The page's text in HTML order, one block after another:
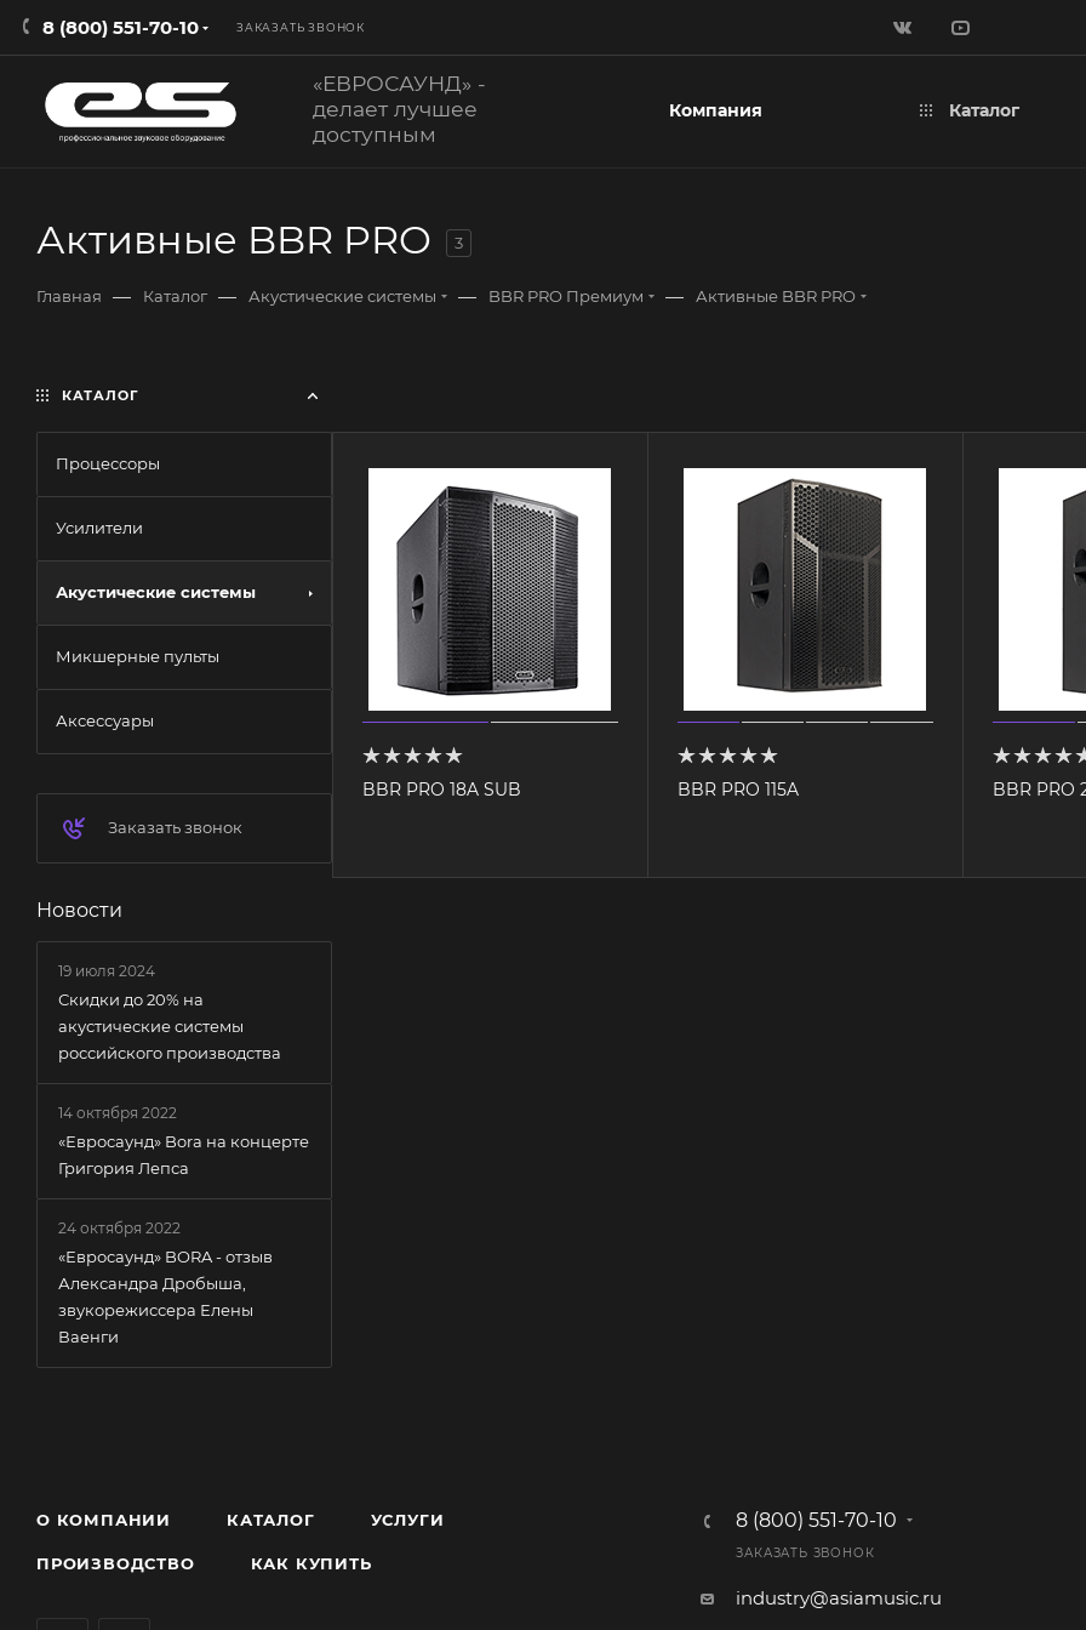
8 (800) 551-70-10 ЗАКАЗАТЬ ЗВОНОК
«ЕВРОСАУНД» -
делает лучшее
доступным
Компания Каталог
Активные BBR PRO 3
Главная — Каталог — Акустические системы — BBR PRO Премиум — Активные BBR PRO
BBR PRO 18A SUB BBR PRO 115A BBR PRO
КАТАЛОГ
Процессоры
Усилители
Акустические системы
Микшерные пульты
Аксессуары
Заказать звонок
Новости
19 июля 2024
Скидки до 20% на
акустические системы
российского производства
14 октября 2022
«Евросаунд» Bora на концерте
Григория Лепса
24 октября 2022
«Евросаунд» BORA - отзыв
Александра Дробыша,
звукорежиссера Елены
Ваенги
О КОМПАНИИ КАТАЛОГ УСЛУГИ
ПРОИЗВОДСТВО КАК КУПИТЬ
8 (800) 551-70-10
ЗАКАЗАТЬ ЗВОНОК
industry@asiamusic.ru